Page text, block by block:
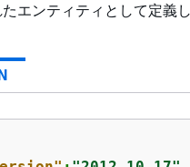
エンティティとして定義し